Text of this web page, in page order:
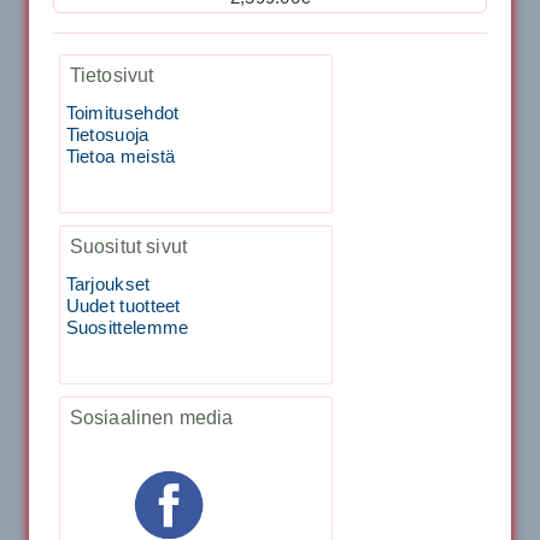
Kirschbaum Flash Shark 200m
129.00€ 115.00€
Tecnifibre Classic Sukka 3pr
Tecnifibre Razor Spin 200m
Tietosivut
Toimitusehdot
Tietosuoja
Tietoa meistä
Suositut sivut
Tarjoukset
Uudet tuotteet
Suosittelemme
Sosiaalinen media